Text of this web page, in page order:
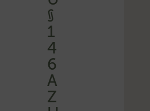
§
1
4
6
A
Z